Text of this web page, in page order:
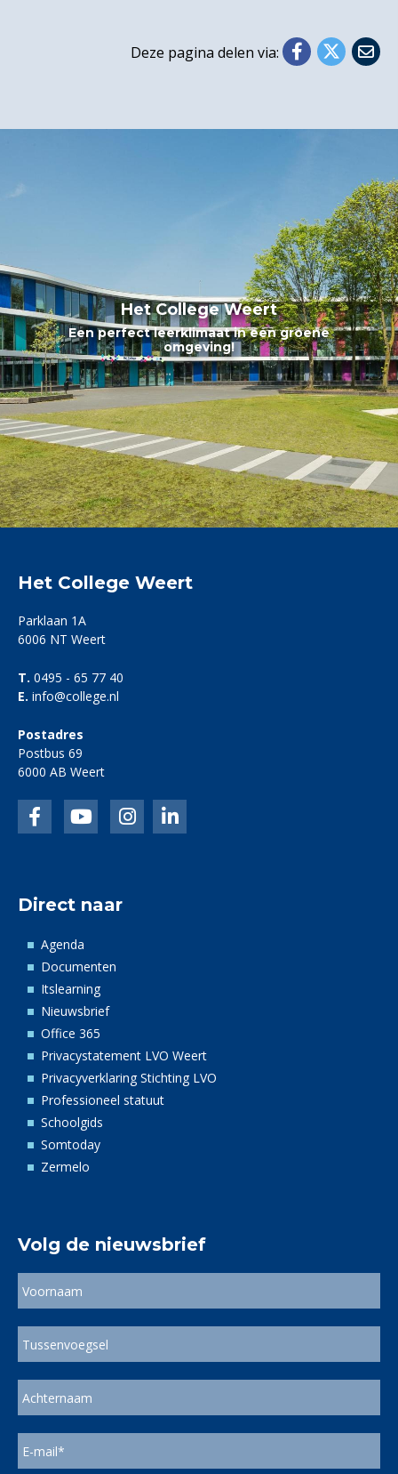
Deze pagina delen via:
Het College Weert
Een perfect leerklimaat in een groene
omgeving!
Het College Weert
Samen leren met plezier!
Het College Weert
Parklaan 1A
6006 NT Weert
T. 0495 - 65 77 40
E. info@college.nl
Postadres
Postbus 69
6000 AB Weert
Direct naar
Agenda
Documenten
Itslearning
Nieuwsbrief
Office 365
Privacystatement LVO Weert
Privacyverklaring Stichting LVO
Professioneel statuut
Schoolgids
Somtoday
Zermelo
Volg de nieuwsbrief